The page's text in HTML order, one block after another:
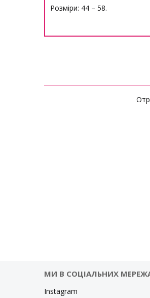
Розміри: 44 – 58.
МИ В СОЦІАЛЬНИХ
Instagram